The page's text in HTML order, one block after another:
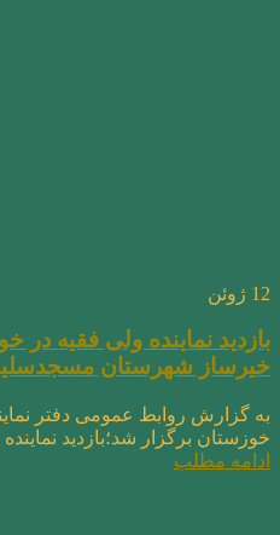
12 ژوئن
بازدید نماینده ولی فقیه در
خیرساز شهرستان
به گزارش روابط عمومی دفتر
خوزستان برگزار شد؛بازدید
ادامه مطلب